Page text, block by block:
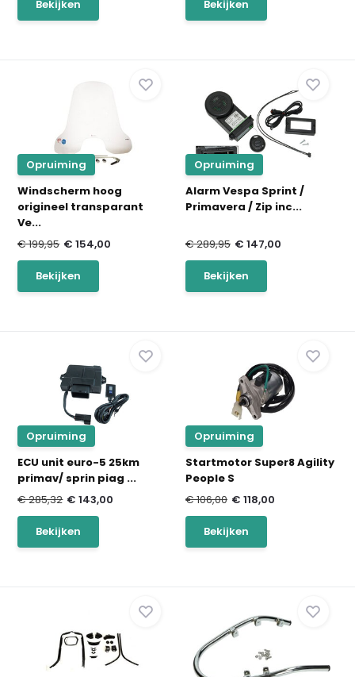
Bekijken Bekijken
Opruiming
Windscherm hoog
origineel transparant
Ve...
€ 199,95 € 154,00
Bekijken
Opruiming
Alarm Vespa Sprint /
Primavera / Zip inc...
€ 289,95 € 147,00
Bekijken
Opruiming
ECU unit euro-5 25km
primav/ sprin piag ...
€ 285,32 € 143,00
Bekijken
Opruiming
Startmotor Super8 Agility
People S
€ 106,00 € 118,00
Bekijken